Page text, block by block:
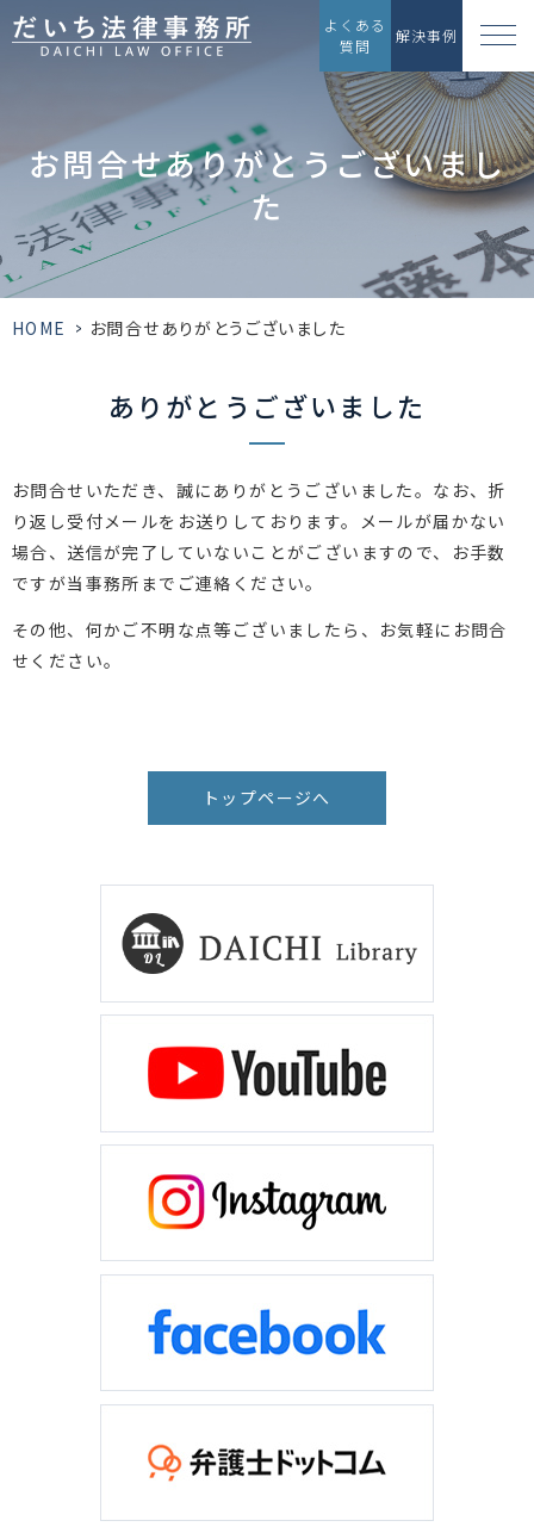
よくある
質問
解決事例
お問合せありがとうございまし
た
HOME > お問合せありがとうございました
ありがとうございました
お問合せいただき、誠にありがとうございました。なお、折
り返し受付メールをお送りしております。メールが届かない
場合、送信が完了していないことがございますので、お手数
ですが当事務所までご連絡ください。
その他、何かご不明な点等ございましたら、お気軽にお問合
せください。
トップページへ